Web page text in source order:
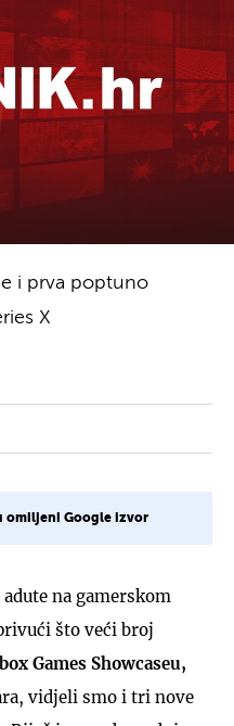
i prva poptuno
X
omiljeni Google izvor
na gamerskom
što veći broj
Games Showcaseu,
vidjeli smo i tri nove